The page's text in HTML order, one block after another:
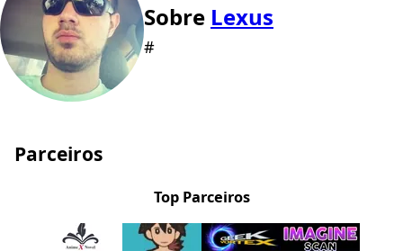
Sobre Lexus
#
Parceiros
Top Parceiros